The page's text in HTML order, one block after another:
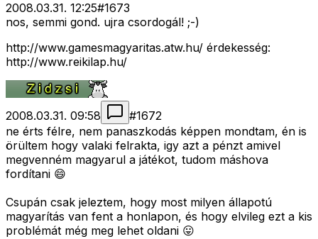
2008.03.31. 12:25#1673
nos, semmi gond. ujra csordogál! ;-)
http://www.gamesmagyaritas.atw.hu/ érdekesség:
http://www.reikilap.hu/
2008.03.31. 09:58 #1672
ne érts félre, nem panaszkodás képpen mondtam, én is
örültem hogy valaki felrakta, igy azt a pénzt amivel
megvenném magyarul a játékot, tudom máshova
fordítani 😄
Csupán csak jeleztem, hogy most milyen állapotú
magyarítás van fent a honlapon, és hogy elvileg ezt a kis
problémát még meg lehet oldani 😛